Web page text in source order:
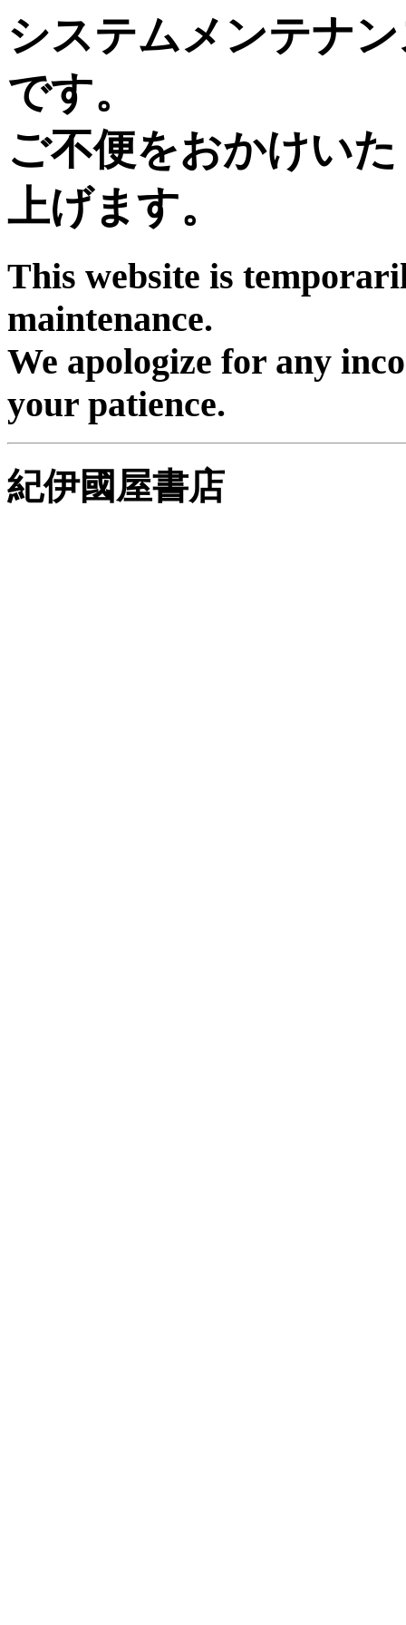
システムメンテナ
です。
ご不便をおかけい
上げます。
This website is
maintenance.
We apologize for any
your patience.
紀伊國屋書店